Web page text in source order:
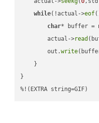
while(!actual->eof
char* buffer =
        actual->
read
        out.
write
    }
}
%!(EXTRA string=GIF)